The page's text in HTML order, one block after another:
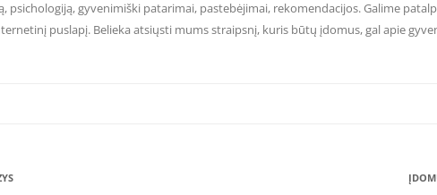
gyvenimiški patarimai, pastebėjimai, rekomendacijos. Galime
puslapį. Belieka atsiųsti mums straipsnį, kuris būtų įdomus, gal apie